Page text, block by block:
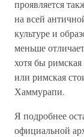
проявляется
на всей
культуре и
меньше
хотя бы
или римская
Хаммурапи.
Я подробнее
официальной